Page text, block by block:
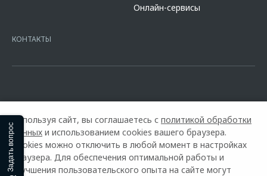
Кредит предоставляет АО Альфа-Банк. ИНН
16.01.2015. Предложение ограничено и не является публичной
Онлайн-сервисы
КОНТАКТЫ
Используя сайт, вы соглашаетесь с политикой обработки
данных и использованием cookies вашего браузера.
Cookies можно отключить в любой момент в настройках
браузера. Для обеспечения оптимальной работы и
улучшения пользовательского опыта на сайте могут
Задать вопрос